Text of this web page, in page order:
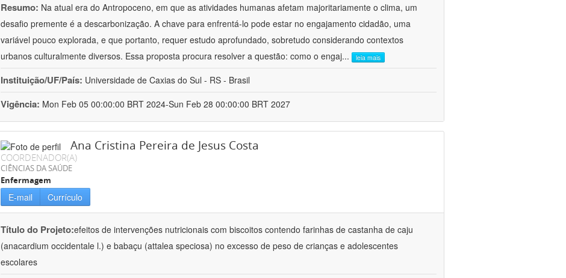
Resumo: Na atual era do Antropoceno, em que as atividades humanas afetam majoritariamente o clima, um
desafio premente é a descarbonização. A chave para enfrentá-lo pode estar no engajamento cidadão, uma
variável pouco explorada, e que portanto, requer estudo aprofundado, sobretudo considerando contextos
urbanos culturalmente diversos. Essa proposta procura resolver a questão: como o engaj... leia mais
Instituição/UF/País: Universidade de Caxias do Sul - RS - Brasil
Vigência: Mon Feb 05 00:00:00 BRT 2024-Sun Feb 28 00:00:00 BRT 2027
Ana Cristina Pereira de Jesus Costa
COORDENADOR(A)
CIÊNCIAS DA SAÚDE
Enfermagem
E-mail Currículo
Título do Projeto:efeitos de intervenções nutricionais com biscoitos contendo farinhas de castanha de caju
(anacardium occidentale l.) e babaçu (attalea speciosa) no excesso de peso de crianças e adolescentes
escolares